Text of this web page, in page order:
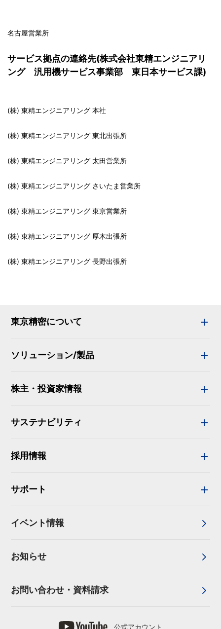
名古屋営業所
サービス拠点の連絡先(株式会社東精エンジニアリ
ング 汎用機サービス事業部 東日本サービス課)
(株) 東精エンジニアリング 本社
(株) 東精エンジニアリング 東北出張所
(株) 東精エンジニアリング 太田営業所
(株) 東精エンジニアリング さいたま営業所
(株) 東精エンジニアリング 東京営業所
(株) 東精エンジニアリング 厚木出張所
(株) 東精エンジニアリング 長野出張所
東京精密について
ソリューション/製品
株主・投資家情報
サステナビリティ
採用情報
サポート
イベント情報
お知らせ
お問い合わせ・資料請求
公式アカウント